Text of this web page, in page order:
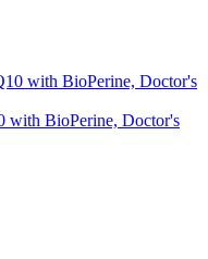
with BioPerine, Doctor's